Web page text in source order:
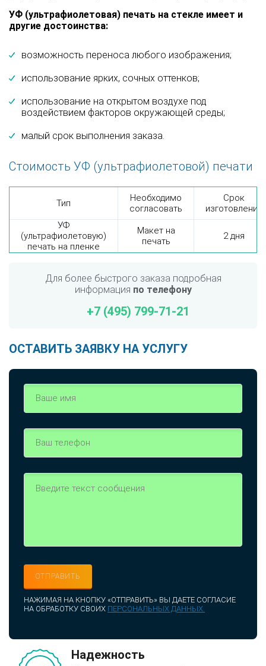
УФ (ультрафиолетовая) печать на стекле имеет и
другие достоинства:
возможность переноса любого изображения;
использование ярких, сочных оттенков;
использование на открытом воздухе под
воздействием факторов окружающей среды;
малый срок выполнения заказа.
Стоимость УФ (ультрафиолетовой) печати
Тип
Необходимо
согласовать
Срок
изготовления
УФ
(ультрафиолетовую)
печать на пленке
Макет на
печать
2 дня
Для более быстрого заказа подробная
информация по телефону
+7 (495) 799-71-21
ОСТАВИТЬ ЗАЯВКУ НА УСЛУГУ
НАЖИМАЯ НА КНОПКУ «ОТПРАВИТЬ» ВЫ ДАЕТЕ СОГЛАСИЕ
НА ОБРАБОТКУ СВОИХ ПЕРСОНАЛЬНЫХ ДАННЫХ.
Надежность